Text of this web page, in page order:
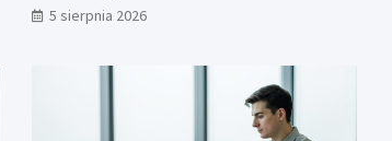
5 sierpnia 2026